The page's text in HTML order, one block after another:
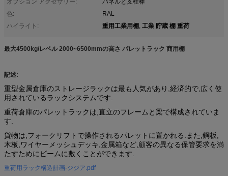
オプション アクセサリー:
パネルと支柱棒
色:
RAL
ハイライト:
重用工業用棚, 工業 貯蔵 棚 重荷
最大4500kg/レベル 2000~6500mmの高さ パレットラック 商用棚
記述:
重型金属倉庫のストレージラックは最も人気があり,経済的で,広く使
用されているラックシステムです.
重荷倉庫のパレットラックは,直立のフレームと梁で構成されていま
す.
貨物は,フォークリフトで操作されるパレットに置かれる.また,鋼板,
木板,ワイヤーメッシュデッキ,金属箱など,顧客の異なる保管要求を満
たすためにビームに敷くことができます.
重荷用ラック構造計画-ジジア.pdf